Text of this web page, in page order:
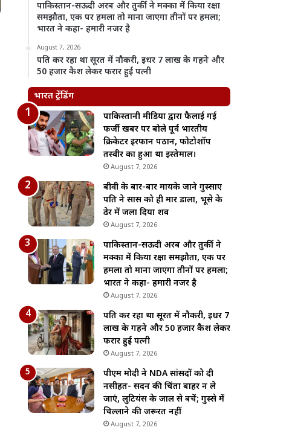
पाकिस्तान-सऊदी अरब और तुर्की ने मक्का में किया रक्षा
समझौता, एक पर हमला तो माना जाएगा तीनों पर हमला;
भारत ने कहा- हमारी नजर है
August 7, 2026
पति कर रहा था सूरत में नौकरी, इधर 7 लाख के गहने और
50 हजार कैश लेकर फरार हुई पत्नी
भारत ट्रेंडिंग
पाकिस्तानी मीडिया द्वारा फैलाई गई
फर्जी खबर पर बोले पूर्व भारतीय
क्रिकेटर इरफान पठान, फोटोशॉप
तस्वीर का हुआ था इस्तेमाल।
August 7, 2026
बीवी के बार-बार मायके जाने गुस्साए
पति ने सास को ही मार डाला, भूसे के
ढेर में जला दिया शव
August 7, 2026
पाकिस्तान-सऊदी अरब और तुर्की ने
मक्का में किया रक्षा समझौता, एक पर
हमला तो माना जाएगा तीनों पर हमला;
भारत ने कहा- हमारी नजर है
August 7, 2026
पति कर रहा था सूरत में नौकरी, इधर 7
लाख के गहने और 50 हजार कैश लेकर
फरार हुई पत्नी
August 7, 2026
पीएम मोदी ने NDA सांसदों को दी
नसीहत- सदन की चिंता बाहर न ले
जाएं, लुटियंस के जाल से बचें; गुस्से में
चिल्लाने की जरूरत नहीं
August 7, 2026